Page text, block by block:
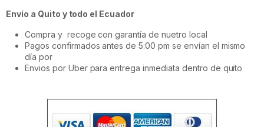
Envío a Quito y todo el Ecuador
Compra y recoge con garantía de nuetro local
Pagos confirmados antes de 5:00 pm se envían el mismo
día por
Envios por Uber para entrega inmediata dentro de quito